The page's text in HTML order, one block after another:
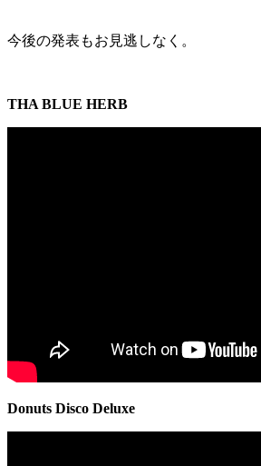
今後の発表もお見逃しなく。
THA BLUE HERB
Donuts Disco Deluxe